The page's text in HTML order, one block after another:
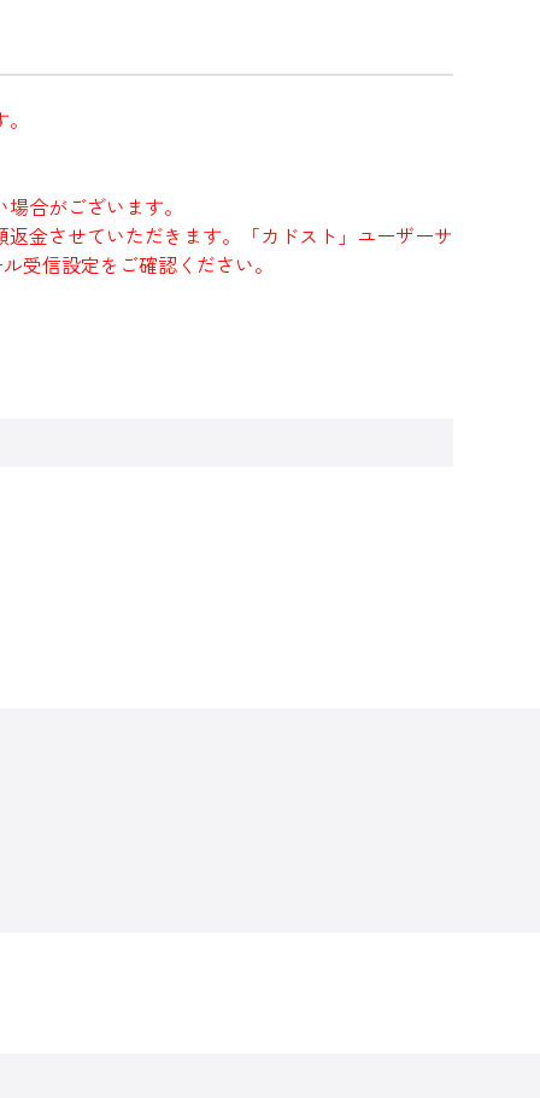
合がございます。
金させていただきます。「カドスト」ユーザーサ
受信設定をご確認ください。